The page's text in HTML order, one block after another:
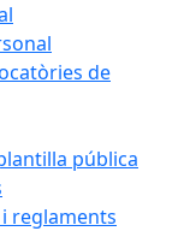
de
pública
reglaments